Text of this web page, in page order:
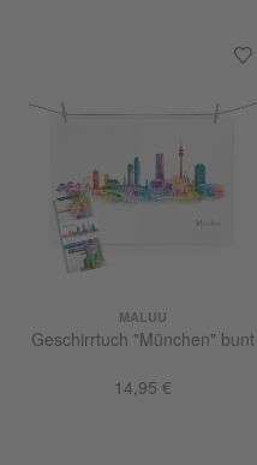
MALUU
Geschirrtuch "München" bunt
14,95 €